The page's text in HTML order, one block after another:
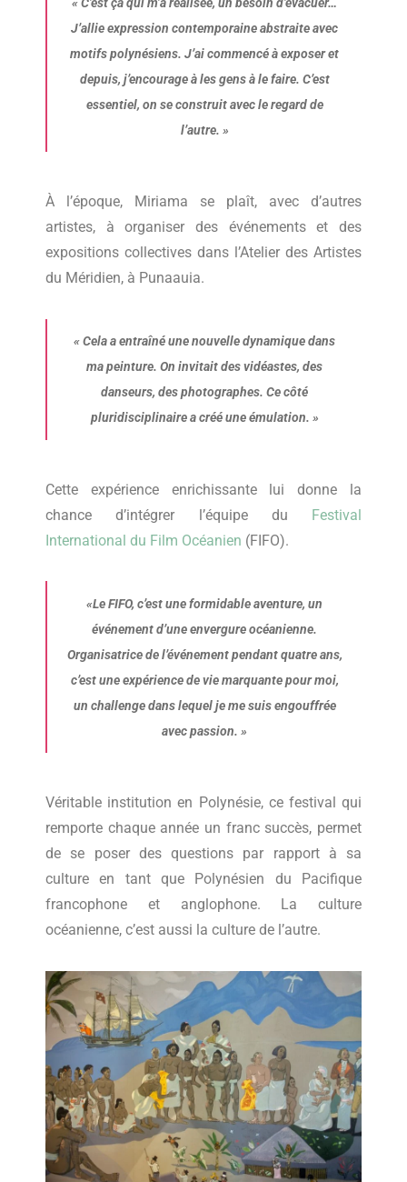
J’allie expression contemporaine abstraite avec
motifs polynésiens. J’ai commencé à exposer et
depuis, j’encourage à les gens à le faire. C’est
essentiel, on se construit avec le regard de
l’autre. »
À l’époque, Miriama se plaît, avec d’autres
artistes, à organiser des événements et des
expositions collectives dans l’Atelier des Artistes
du Méridien, à Punaauia.
«Cela a entraîné une nouvelle dynamique dans
ma peinture. On invitait des vidéastes, des
danseurs, des photographes. Ce côté
pluridisciplinaire a créé une émulation. »
Cette expérience enrichissante lui donne la
chance d’intégrer l’équipe du Festival
International du Film Océanien (FIFO).
«Le FIFO, c’est une formidable aventure, un
événement d’une envergure océanienne.
Organisatrice de l’événement pendant quatre ans,
c’est une expérience de vie marquante pour moi,
un challenge dans lequel je me suis engouffrée
avec passion. »
Véritable institution en Polynésie, ce festival qui
remporte chaque année un franc succès, permet
de se poser des questions par rapport à sa
culture en tant que Polynésien du Pacifique
francophone et anglophone. La culture
océanienne, c’est aussi la culture de l’autre.